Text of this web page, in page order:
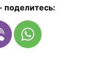
поделитесь: